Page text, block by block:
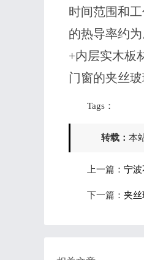
时间范围和
的热导率约
+内层实木板
门窗的夹丝
Tags：
转载： 本
上一篇： 宁波
下一篇： 夹丝